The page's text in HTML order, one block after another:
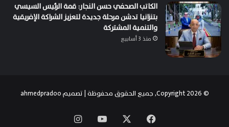
الكاتب الصحفي حسن النجار: قمة الرئيس السيسي
بتنزانيا تدشن مرحلة جديدة لتعزيز الشراكة الإفريقية
والتنمية المشتركة
منذ 3 أسابيع
© Copyright 2026, جميع الحقوق محفوظة | تصميم ahmedpradoo
فيسبوك ‫YouTube